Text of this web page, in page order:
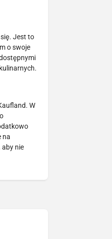
Jest to
o swoje
W
na
aby nie